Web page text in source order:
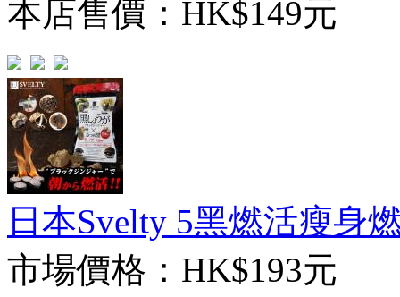
本店售價： HK$149元
日本Svelty 5黑燃活瘦身
市場價格： HK$193元